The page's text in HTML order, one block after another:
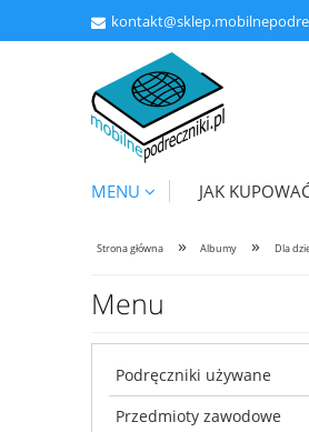
MENU JAK
Strona główna » Albumy » Dla
Menu
Podręczniki używane
Przedmioty zawodowe